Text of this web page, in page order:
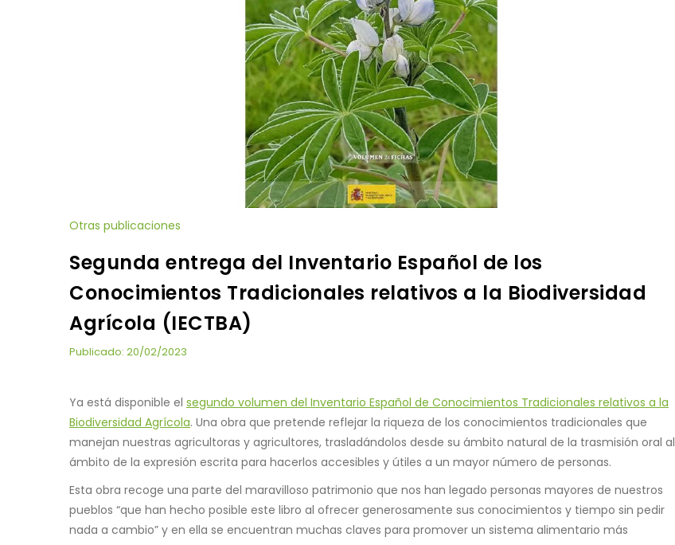
Otras publicaciones
Segunda entrega del Inventario Español de los
Conocimientos Tradicionales relativos a la Biodiversidad
Agrícola (IECTBA)
Publicado: 20/02/2023
Ya está disponible el segundo volumen del Inventario Español de Conocimientos Tradicionales relativos a la
Biodiversidad Agrícola. Una obra que pretende reflejar la riqueza de los conocimientos tradicionales que
manejan nuestras agricultoras y agricultores, trasladándolos desde su ámbito natural de la trasmisión oral al
ámbito de la expresión escrita para hacerlos accesibles y útiles a un mayor número de personas.
Esta obra recoge una parte del maravilloso patrimonio que nos han legado personas mayores de nuestros
pueblos “que han hecho posible este libro al ofrecer generosamente sus conocimientos y tiempo sin pedir
nada a cambio” y en ella se encuentran muchas claves para promover un sistema alimentario más